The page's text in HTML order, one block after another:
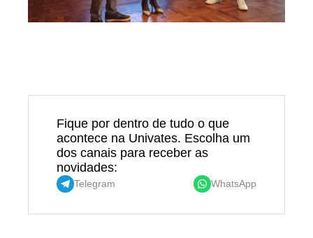
Fique por dentro de tudo o que
acontece na Univates. Escolha um
dos canais para receber as
novidades:
Telegram WhatsApp